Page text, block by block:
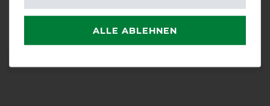
Bestickung
ALLE ABLEHNEN